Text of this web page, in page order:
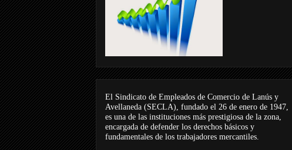
El Sindicato de Empleados de Comercio de Lanús y
Avellaneda (SECLA), fundado el 26 de enero de 1947,
es una de las instituciones más prestigiosa de la zona,
encargada de defender los derechos básicos y
fundamentales de los trabajadores mercantiles.